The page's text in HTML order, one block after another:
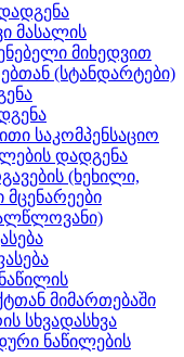
მასალის
მიხედვით
(სტანდარტები)
საკომპენსაციო
დადგენა
(ხეხილი,
მიმართებაში
სხვადასხვა
ნაწილების